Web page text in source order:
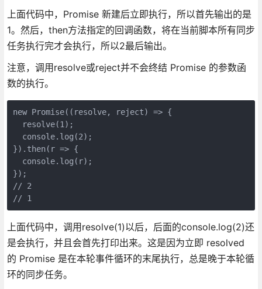
上面代码中，Promise 新建后立即执行，所以首先输出的是
1。然后，then方法指定的回调函数，将在当前脚本所有同步
任务执行完才会执行，所以2最后输出。
注意，调用resolve或reject并不会终结 Promise 的参数函
数的执行。
new Promise((resolve, reject) => {
  resolve(1);
  console.log(2);
}).then(r => {
  console.log(r);
});
// 2
上面代码中，调用resolve(1)以后，后面的console.log(2)还
是会执行，并且会首先打印出来。这是因为立即 resolved
的 Promise 是在本轮事件循环的末尾执行，总是晚于本轮循
环的同步任务。